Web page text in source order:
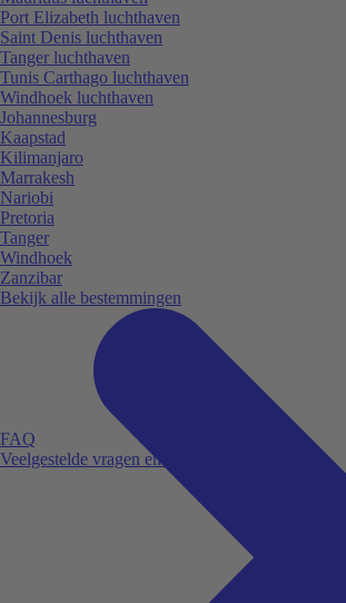
FAQ
Veelgestelde vragen en antwoorden.
Port Elizabeth luchthaven
Saint Denis luchthaven
Tanger luchthaven
Tunis Carthago luchthaven
Windhoek luchthaven
Johannesburg
Kaapstad
Kilimanjaro
Marrakesh
Nariobi
Pretoria
Tanger
Windhoek
Zanzibar
Bekijk alle bestemmingen